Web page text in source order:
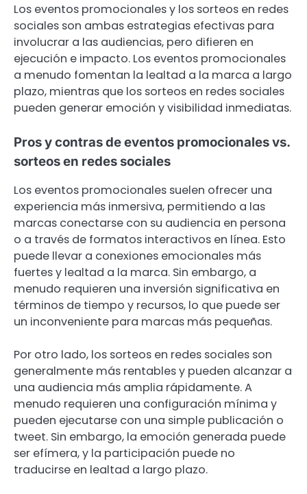
Los eventos promocionales y los sorteos en redes
sociales son ambas estrategias efectivas para
involucrar a las audiencias, pero difieren en
ejecución e impacto. Los eventos promocionales
a menudo fomentan la lealtad a la marca a largo
plazo, mientras que los sorteos en redes sociales
pueden generar emoción y visibilidad inmediatas.
Pros y contras de eventos promocionales vs.
sorteos en redes sociales
Los eventos promocionales suelen ofrecer una
experiencia más inmersiva, permitiendo a las
marcas conectarse con su audiencia en persona
o a través de formatos interactivos en línea. Esto
puede llevar a conexiones emocionales más
fuertes y lealtad a la marca. Sin embargo, a
menudo requieren una inversión significativa en
términos de tiempo y recursos, lo que puede ser
un inconveniente para marcas más pequeñas.
Por otro lado, los sorteos en redes sociales son
generalmente más rentables y pueden alcanzar a
una audiencia más amplia rápidamente. A
menudo requieren una configuración mínima y
pueden ejecutarse con una simple publicación o
tweet. Sin embargo, la emoción generada puede
ser efímera, y la participación puede no
traducirse en lealtad a largo plazo.